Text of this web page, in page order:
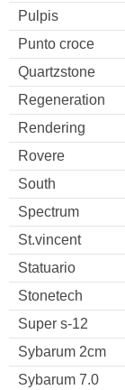
Pulpis
Punto croce
Quartzstone
Regeneration
Rendering
Rovere
South
Spectrum
St.vincent
Statuario
Stonetech
Super s-12
Sybarum 2cm
Sybarum 7.0